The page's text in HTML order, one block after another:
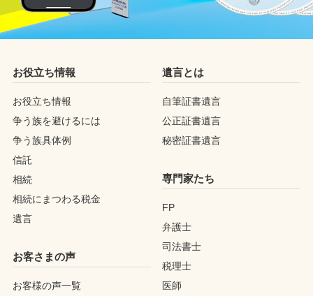
お役立ち情報
お役立ち情報
争う族を避けるには
争う族具体例
信託
相続
相続にまつわる税金
遺言
お客さまの声
お客様の声一覧
遺言とは
自筆証書遺言
公正証書遺言
秘密証書遺言
専門家たち
FP
弁護士
司法書士
税理士
医師